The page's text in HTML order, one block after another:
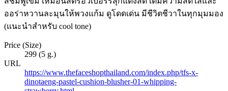
ออร่าหวานละมุนให้พวงแก้ม ดูโดดเด่น มีชีวิตชีวาในทุกมุมมอง
(แนะนำสำหรับ cool tone)
Price (Size)
299 (5 g.)
URL
https://www.thefaceshopthailand.com/index.php/tfs-x-
dinotaeng-pastel-cushion-blusher-01-whipping-